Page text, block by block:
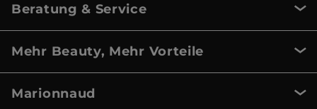
Beratung & Service
Mehr Beauty, Mehr Vorteile
Marionnaud